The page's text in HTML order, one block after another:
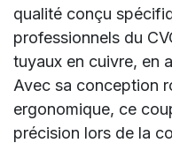
qualité conçu
professionnels du
tuyaux en cuivre, en
Avec sa conception
ergonomique, ce
précision lors de la